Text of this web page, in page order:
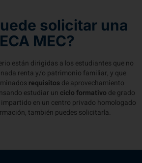
solicitar una
MEC?
están dirigidas a los estudiantes que no
renta y/o patrimonio familiar, y que
requisitos de aprovechamiento
estudiar un ciclo formativo de grado
en un centro privado homologado
también puedes solicitarla.